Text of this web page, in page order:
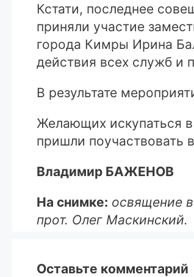
Кстати, последнее
приняли участие
города Кимры Ирина
действия всех служб и
В результате
Желающих искупаться
пришли поучаствовать
Владимир БАЖЕНОВ
На снимке: освящение
прот. Олег Маскинский.
Оставьте комментарий